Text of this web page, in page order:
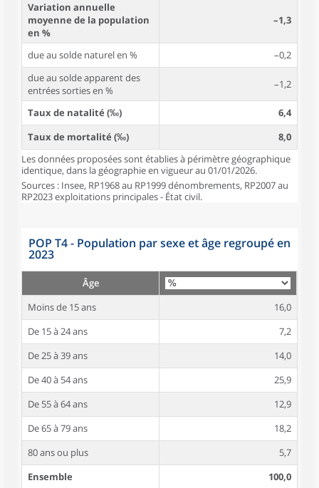
Variation annuelle
moyenne de la population
en %
–1,3
due au solde naturel en %
–0,2
due au solde apparent des
entrées sorties en %
–1,2
Taux de natalité (‰)
6,4
Taux de mortalité (‰)
8,0
Les données proposées sont établies à périmètre géographique
identique, dans la géographie en vigueur au 01/01/2026.
Sources : Insee, RP1968 au RP1999 dénombrements, RP2007 au
RP2023 exploitations principales - État civil.
POP T4 - Population par sexe et âge regroupé en
2023
Âge
Moins de 15 ans
16,0
De 15 à 24 ans
7,2
De 25 à 39 ans
14,0
De 40 à 54 ans
25,9
De 55 à 64 ans
12,9
De 65 à 79 ans
18,2
80 ans ou plus
5,7
Ensemble
100,0